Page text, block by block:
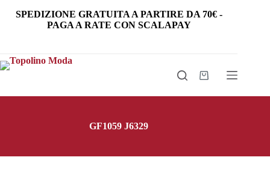
SPEDIZIONE GRATUITA A PARTIRE DA 70€ -
PAGA A RATE CON SCALAPAY
Carrello
GF1059 J6329